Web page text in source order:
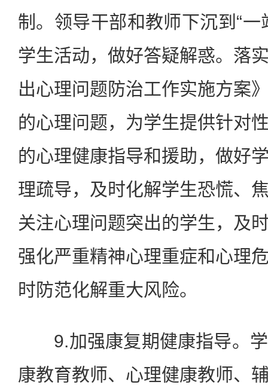
制。领导干部和教师下沉到“一
学生活动，做好答疑解惑。落
出心理问题防治工作实施方案
的心理问题，为学生提供针对
的心理健康指导和援助，做好
理疏导，及时化解学生恐慌、
关注心理问题突出的学生，及
强化严重精神心理重症和心理
时防范化解重大风险。
9.加强康复期健康指导。学
康教育教师、心理健康教师、